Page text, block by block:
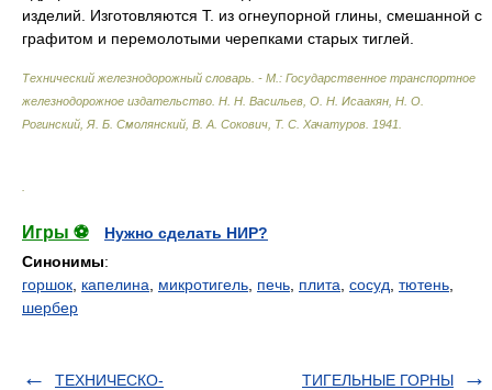
изделий. Изготовляются Т. из огнеупорной глины, смешанной с
графитом и перемолотыми черепками старых тиглей.
Технический железнодорожный словарь. - М.: Государственное транспортное
железнодорожное издательство Н. Н. Васильев, О. Н. Исаакян, Н. О.
Рогинский, Я. Б. Смолянский, В. А. Сокович, Т. С. Хачатуров. 1941
Игры ⚽
Нужно сделать НИР?
Синонимы:
горшок капелина микротигель печь плита сосуд тютень
шербер
ТЕХНИЧЕСКО-
ТИГЕЛЬНЫЕ ГОРНЫ